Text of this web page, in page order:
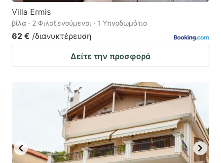
Villa Ermis
βίλα · 2 Φιλοξενούμενοι · 1 Υπνοδωμάτιο
62 € /διανυκτέρευση
Δείτε την προσφορά